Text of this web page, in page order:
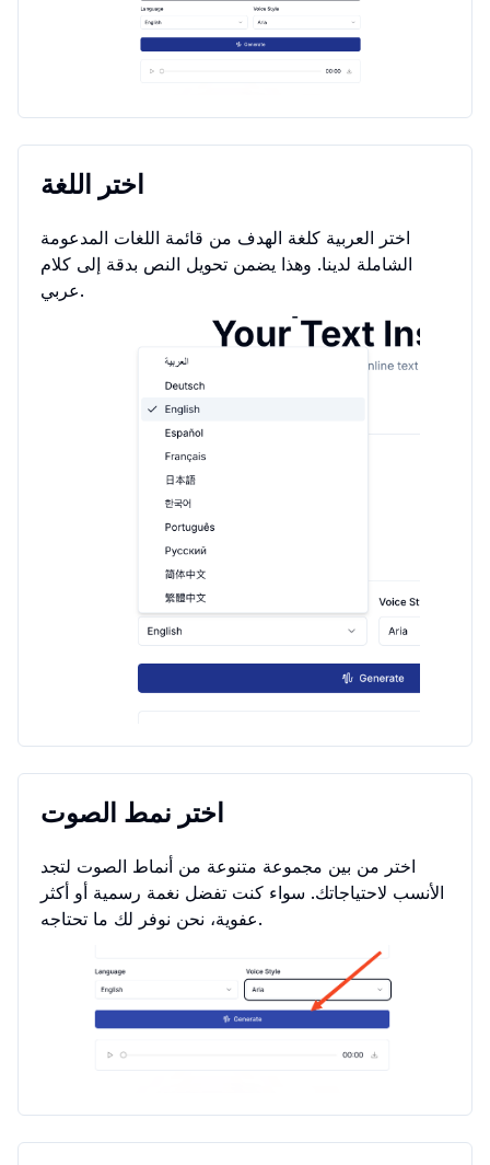
اختر اللغة
اختر العربية كلغة الهدف من قائمة اللغات المدعومة
الشاملة لدينا. وهذا يضمن تحويل النص بدقة إلى كلام
عربي.
اختر نمط الصوت
اختر من بين مجموعة متنوعة من أنماط الصوت لتجد
الأنسب لاحتياجاتك. سواء كنت تفضل نغمة رسمية أو أكثر
عفوية، نحن نوفر لك ما تحتاجه.